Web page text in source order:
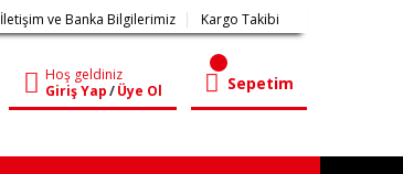
İletişim ve Banka Bilgilerimiz Kargo Takibi
Hoş geldiniz
Giriş Yap/Üye Ol Sepetim